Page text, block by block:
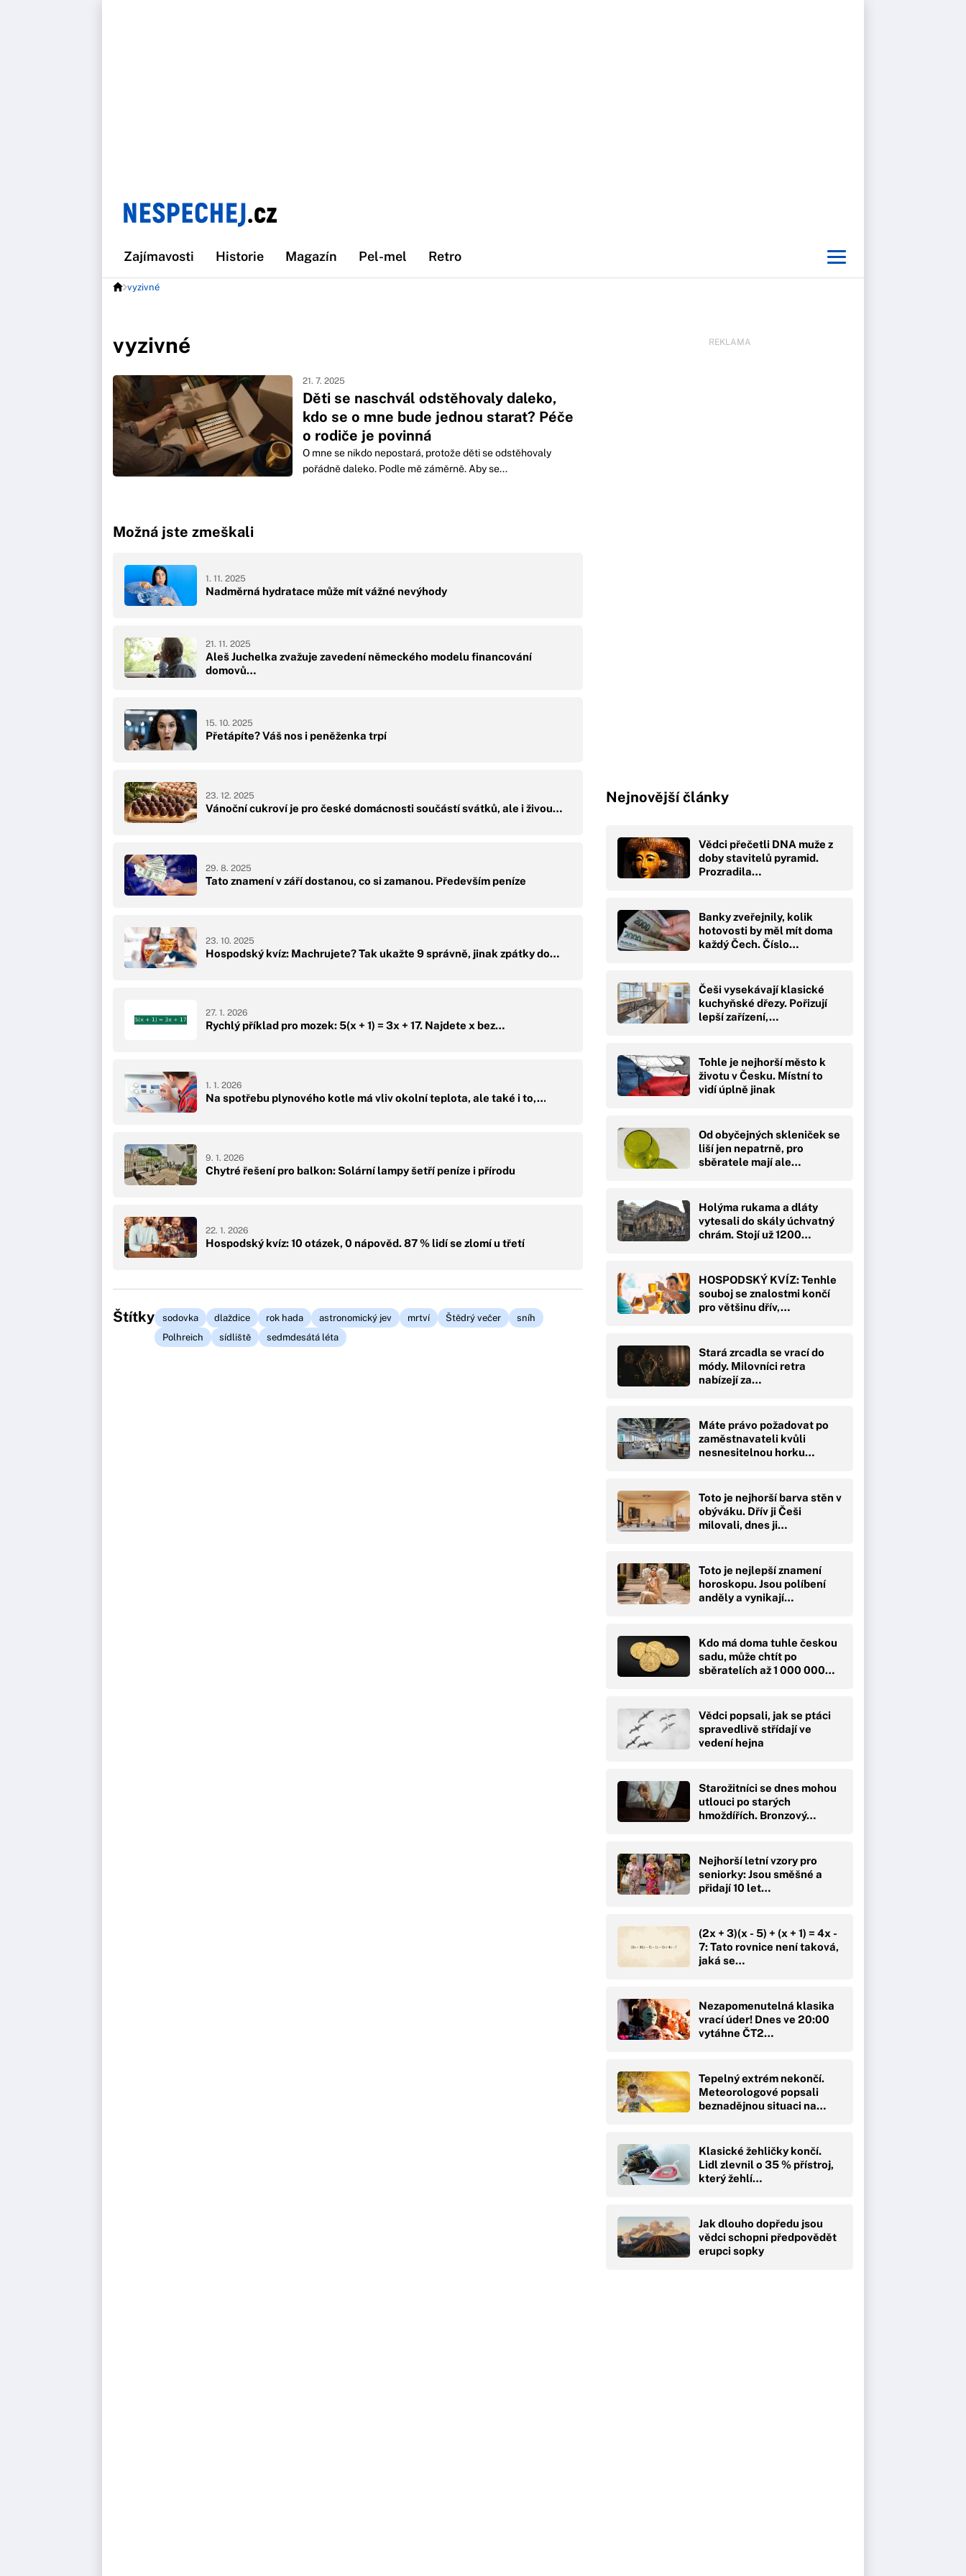
Zajímavosti Historie Magazín Pel-mel Retro
vyzivné
vyzivné
Děti se naschvál odstěhovaly daleko,
kdo se o mne bude jednou starat? Péče
o rodiče je povinná
21. 7. 2025
O mne se nikdo nepostará, protože děti se odstěhovaly
pořádně daleko. Podle mě záměrně. Aby se...
Možná jste zmeškali
Nadměrná hydratace může mít vážné nevýhody
1. 11. 2025
Aleš Juchelka zvažuje zavedení německého modelu financování
domovů…
21. 11. 2025
Přetápíte? Váš nos i peněženka trpí
15. 10. 2025
Vánoční cukroví je pro české domácnosti součástí svátků, ale i živou…
23. 12. 2025
Tato znamení v září dostanou, co si zamanou. Především peníze
29. 8. 2025
Hospodský kvíz: Machrujete? Tak ukažte 9 správně, jinak zpátky do…
23. 10. 2025
Rychlý příklad pro mozek: 5(x + 1) = 3x + 17. Najdete x bez…
27. 1. 2026
Na spotřebu plynového kotle má vliv okolní teplota, ale také i to,…
1. 1. 2026
Chytré řešení pro balkon: Solární lampy šetří peníze i přírodu
9. 1. 2026
Hospodský kvíz: 10 otázek, 0 nápověd. 87 % lidí se zlomí u třetí
22. 1. 2026
Štítky sodovka dlaždice rok hada astronomický jev mrtví Štědrý večer
sníh
Polhreich
sídliště sedmdesátá léta
REKLAMA
Nejnovější články
Vědci přečetli DNA muže z
doby stavitelů pyramid.
Prozradila…
Banky zveřejnily, kolik
hotovosti by měl mít doma
každý Čech. Číslo…
Češi vysekávají klasické
kuchyňské dřezy. Pořizují
lepší zařízení,…
Tohle je nejhorší město k
životu v Česku. Místní to
vidí úplně jinak
Od obyčejných skleniček se
liší jen nepatrně, pro
sběratele mají ale…
Holýma rukama a dláty
vytesali do skály úchvatný
chrám. Stojí už 1200…
HOSPODSKÝ KVÍZ: Tenhle
souboj se znalostmi končí
pro většinu dřív,…
Stará zrcadla se vrací do
módy. Milovníci retra
nabízejí za…
Máte právo požadovat po
zaměstnavateli kvůli
nesnesitelnou horku…
Toto je nejhorší barva stěn v
obýváku. Dřív ji Češi
milovali, dnes ji…
Toto je nejlepší znamení
horoskopu. Jsou políbení
anděly a vynikají…
Kdo má doma tuhle českou
sadu, může chtít po
sběratelích až 1 000 000…
Vědci popsali, jak se ptáci
spravedlivě střídají ve
vedení hejna
Starožitníci se dnes mohou
utlouci po starých
hmoždířích. Bronzový…
Nejhorší letní vzory pro
seniorky: Jsou směšné a
přidají 10 let…
(2x + 3)(x - 5) + (x + 1) = 4x -
7: Tato rovnice není taková,
jaká se…
Nezapomenutelná klasika
vrací úder! Dnes ve 20:00
vytáhne ČT2…
Tepelný extrém nekončí.
Meteorologové popsali
beznadějnou situaci na…
Klasické žehličky končí.
Lidl zlevnil o 35 % přístroj,
který žehlí…
Jak dlouho dopředu jsou
vědci schopni předpovědět
erupci sopky